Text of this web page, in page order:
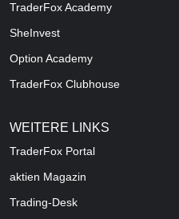
TraderFox Academy
SheInvest
Option Academy
TraderFox Clubhouse
WEITERE LINKS
TraderFox Portal
aktien Magazin
Trading-Desk